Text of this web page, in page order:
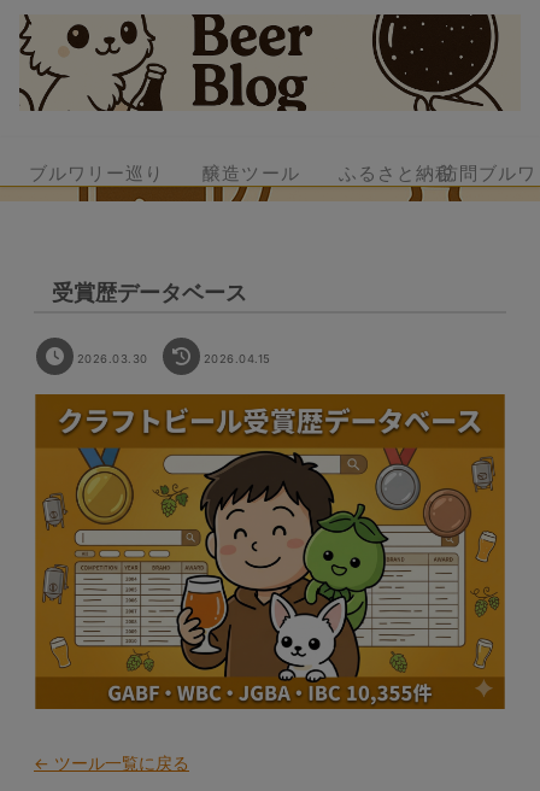
ブルワリー巡り 醸造ツール ふるさと納税訪問ブル
受賞歴データベース
2026.03.30 2026.04.15
← ツール一覧に戻る